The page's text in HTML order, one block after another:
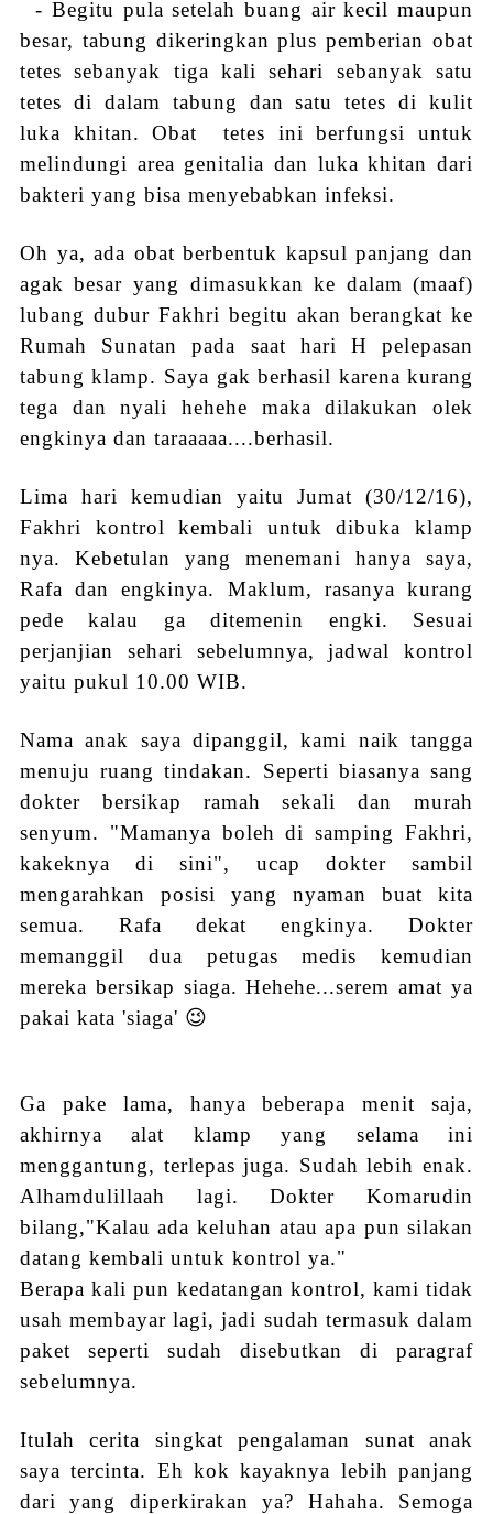
- Begitu pula setelah buang air kecil maupun
besar, tabung dikeringkan plus pemberian obat
tetes sebanyak tiga kali sehari sebanyak satu
tetes di dalam tabung dan satu tetes di kulit
luka khitan. Obat
tetes ini berfungsi untuk
melindungi area genitalia dan luka khitan dari
bakteri yang bisa menyebabkan infeksi.
Oh ya, ada obat berbentuk kapsul panjang dan
agak besar yang dimasukkan ke dalam (maaf)
lubang dubur Fakhri begitu akan berangkat ke
Rumah Sunatan pada saat hari H pelepasan
tabung klamp. Saya gak berhasil karena kurang
tega dan nyali hehehe maka dilakukan olek
engkinya dan taraaaaa....berhasil.
Lima hari kemudian yaitu Jumat (30/12/16),
Fakhri kontrol kembali untuk dibuka klamp
nya. Kebetulan yang menemani hanya saya,
Rafa dan engkinya. Maklum, rasanya kurang
pede kalau ga ditemenin engki. Sesuai
perjanjian sehari sebelumnya, jadwal kontrol
yaitu pukul 10.00 WIB.
Nama anak saya dipanggil, kami naik tangga
menuju ruang tindakan. Seperti biasanya sang
dokter bersikap ramah sekali dan murah
senyum. "Mamanya boleh di samping Fakhri,
kakeknya di sini", ucap dokter sambil
mengarahkan posisi yang nyaman buat kita
semua. Rafa dekat engkinya. Dokter
memanggil dua petugas medis kemudian
mereka bersikap siaga. Hehehe...serem amat ya
pakai kata 'siaga' 😉
Ga pake lama, hanya beberapa menit saja,
akhirnya alat klamp yang selama ini
menggantung, terlepas juga. Sudah lebih enak.
Alhamdulillaah lagi. Dokter Komarudin
bilang,"Kalau ada keluhan atau apa pun silakan
datang kembali untuk kontrol ya."
Berapa kali pun kedatangan kontrol, kami tidak
usah membayar lagi, jadi sudah termasuk dalam
paket seperti sudah disebutkan di paragraf
sebelumnya.
Itulah cerita singkat pengalaman sunat anak
saya tercinta. Eh kok kayaknya lebih panjang
dari yang diperkirakan ya? Hahaha. Semoga